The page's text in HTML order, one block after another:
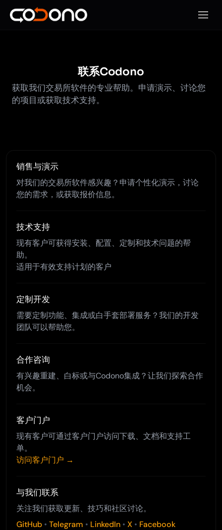
打开
联系Codono
获取我们交易所软件的专业帮助。申请演示、讨论您
的项目或获取技术支持。
销售与演示
对我们的交易所软件感兴趣？申请个性化演示，讨论
您的需求，或获取报价信息。
技术支持
现有客户可获得安装、配置、定制和技术问题的帮
助。
适用于有效支持计划的客户
定制开发
需要定制功能、集成或白手套部署服务？我们的开发
团队可以帮助您。
合作咨询
有兴趣重建、白标或与Codono集成？让我们探索合作
机会。
客户门户
现有客户可通过客户门户访问下载、文档和支持工
单。
访问客户门户 →
与我们联系
关注我们获取更新、技巧和社区讨论。
GitHub • Telegram • LinkedIn • X • Facebook